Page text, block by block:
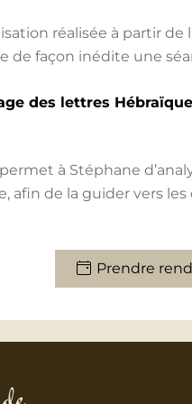
médiumnité,
au deuil
de régression
passé, afin d’apporter
ses choix de vie, et de
comment un
et ses mécanismes. En
une multitude de
afin que
réalisée à partir de
de façon inédite une
exceptionnel et
bébé et de connaitre
des lettres
à Stéphane
afin de la guider vers
qui la traverse.
Prendre